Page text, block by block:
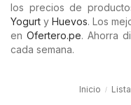
los precios de
Yogurt y Huevos. Los
en Ofertero.pe. Ahorra
cada semana.
Inicio